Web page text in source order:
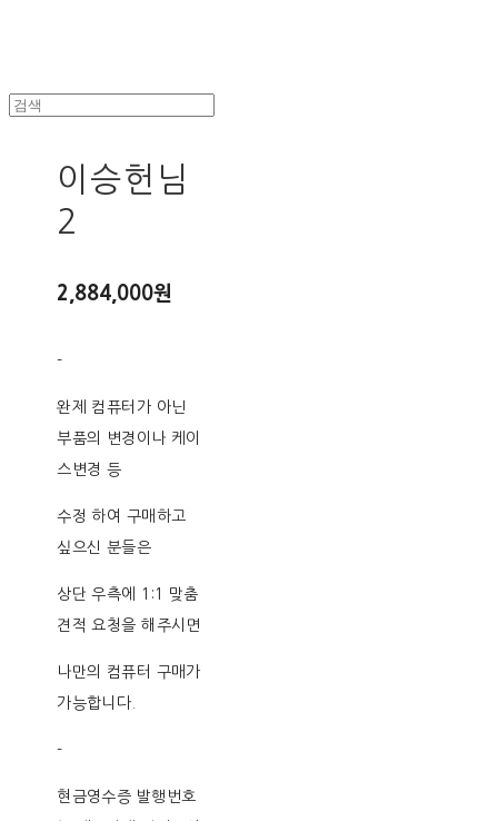
이승헌님
2
2,884,000원
-
완제 컴퓨터가 아닌
부품의 변경이나 케이
스변경 등
수정 하여 구매하고
싶으신 분들은
상단 우측에 1:1 맞춤
견적 요청을 해주시면
나만의 컴퓨터 구매가
가능합니다.
-
현금영수증 발행번호